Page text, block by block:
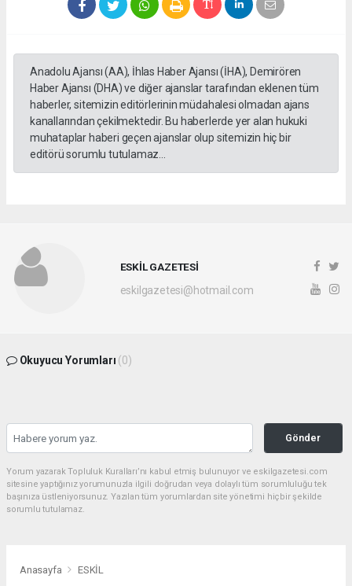
Anadolu Ajansı (AA), İhlas Haber Ajansı (İHA), Demirören
Haber Ajansı (DHA) ve diğer ajanslar tarafından eklenen tüm
haberler, sitemizin editörlerinin müdahalesi olmadan ajans
kanallarından çekilmektedir. Bu haberlerde yer alan hukuki
muhataplar haberi geçen ajanslar olup sitemizin hiç bir
editörü sorumlu tutulamaz...
ESKİL GAZETESİ
eskilgazetesi@hotmail.com
Okuyucu Yorumları (0)
Gönder
Yorum yazarak Topluluk Kuralları’nı kabul etmiş bulunuyor ve eskilgazetesi.com
sitesine yaptığınız yorumunuzla ilgili doğrudan veya dolaylı tüm sorumluluğu tek
başınıza üstleniyorsunuz. Yazılan tüm yorumlardan site yönetimi hiçbir şekilde
sorumlu tutulamaz.
Anasayfa ESKİL